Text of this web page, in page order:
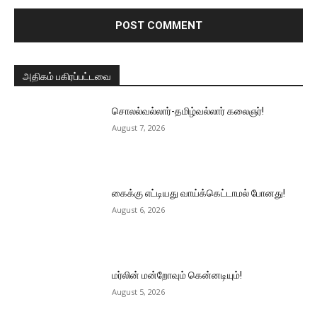
அதிகம் பகிரப்பட்டவை
சொலல்வல்லார்-தமிழ்வல்லார் கலைஞர்!
August 7, 2026
கைக்கு எட்டியது வாய்க்கெட்டாமல் போனது!
August 6, 2026
மர்லின் மன்றோவும் கென்னடியும்!
August 5, 2026